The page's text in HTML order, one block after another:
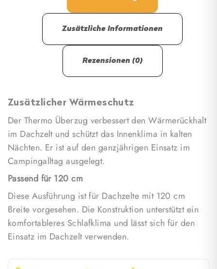
Breite vorgesehen. Die Konstruktion unterstützt ein
komfortableres Schlafklima und lässt sich für den
Einsatz im Dachzelt verwenden.
Zusätzliche Informationen
Rezensionen (0)
Zusätzlicher Wärmeschutz
Der Thermo Überzug verbessert den Wärmerückhalt
im Dachzelt und schützt das Innenklima in kalten
Nächten. Er ist auf den ganzjährigen Einsatz im
Campingalltag ausgelegt.
Passend für 120 cm
Diese Ausführung ist für Dachzelte mit 120 cm
Breite vorgesehen. Die Konstruktion unterstützt ein
komfortableres Schlafklima und lässt sich für den
Einsatz im Dachzelt verwenden.